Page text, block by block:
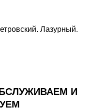
Лазурный.
И